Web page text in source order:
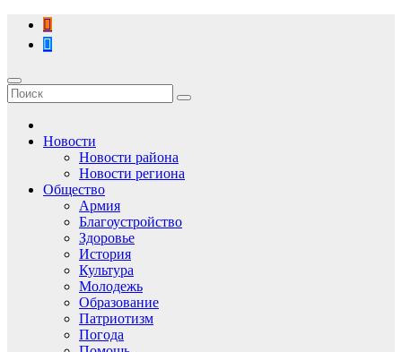
Перейти
содержимому
Новости
Новости района
Новости региона
Общество
Армия
Благоустройство
Здоровье
История
Культура
Молодежь
Образование
Патриотизм
Погода